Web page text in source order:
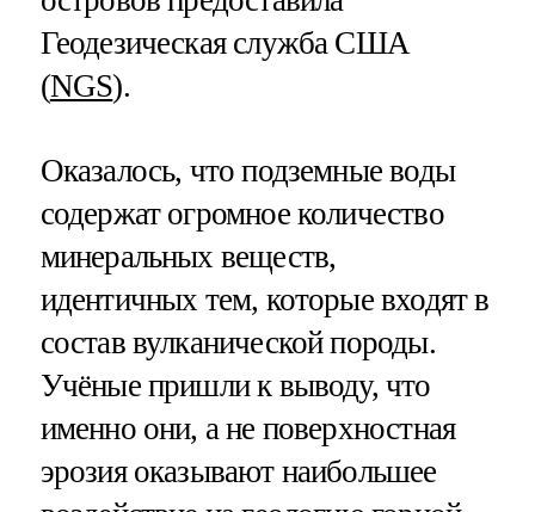
Геодезическая служба США
(NGS).
Оказалось, что подземные воды
содержат огромное количество
минеральных веществ,
идентичных тем, которые входят в
состав вулканической породы.
Учёные пришли к выводу, что
именно они, а не поверхностная
эрозия оказывают наибольшее